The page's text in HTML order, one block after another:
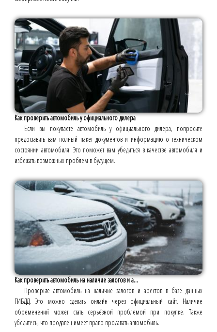
Как проверить автомобиль у официального дилера
Если вы покупаете автомобиль у официального дилера, попросите
предоставить вам полный пакет документов и информацию о техническом
состоянии автомобиля. Это поможет вам убедиться в качестве автомобиля и
избежать возможных проблем в будущем.
Как проверить автомобиль на наличие залогов и а...
Проверьте автомобиль на наличие залогов и арестов в базе данных
ГИБДД. Это можно сделать онлайн через официальный сайт. Наличие
обременений может стать серьёзной проблемой при покупке. Также
убедитесь, что продавец имеет право продавать автомобиль.